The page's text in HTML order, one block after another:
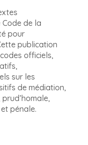
de la
pour
publication
officiels,
sur les
de médiation,
pénale.